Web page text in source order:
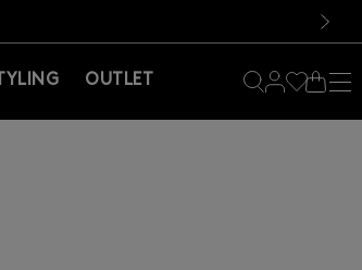
を！
を！
OUTLET